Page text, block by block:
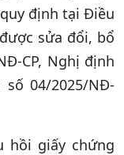
định tại Điều
sửa đổi, bổ
CP, Nghị định
số 04/2025/NĐ-
hồi giấy chứng